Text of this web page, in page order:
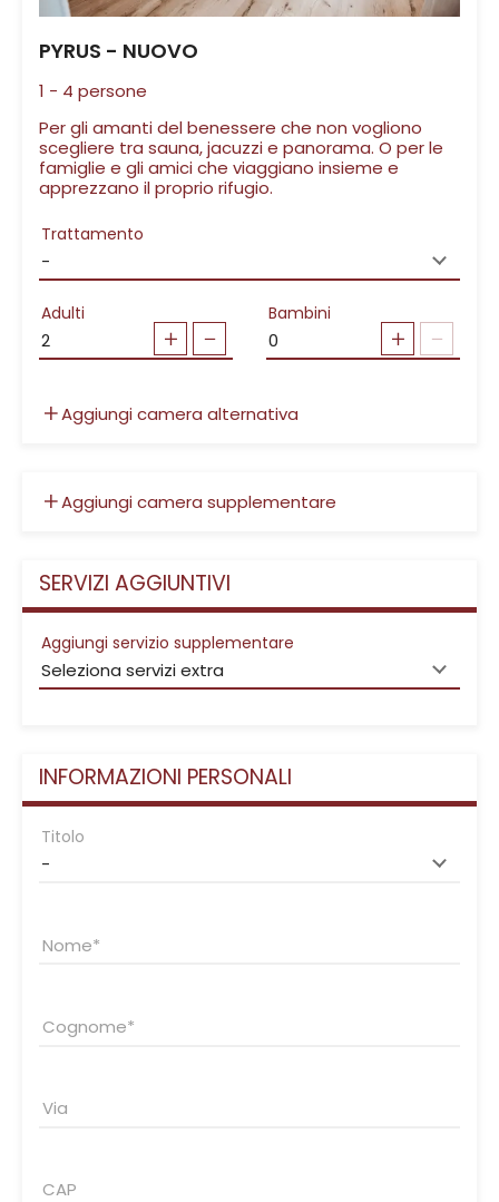
PYRUS - NUOVO
1 - 4 persone
Per gli amanti del benessere che non vogliono
scegliere tra sauna, jacuzzi e panorama. O per le
famiglie e gli amici che viaggiano insieme e
apprezzano il proprio rifugio.
Trattamento
Adulti Bambini
Aggiungi camera alternativa
Aggiungi camera supplementare
SERVIZI AGGIUNTIVI
Aggiungi servizio supplementare
INFORMAZIONI PERSONALI
Titolo
Nome
Cognome
Via
CAP